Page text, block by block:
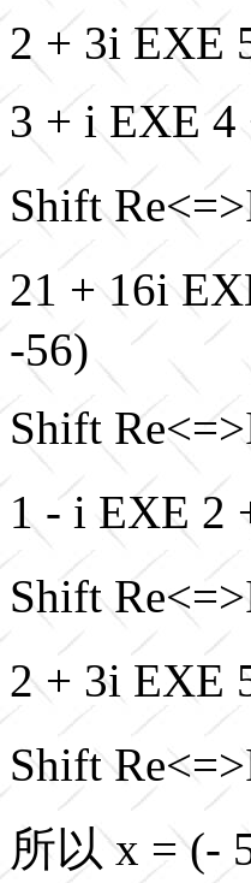
2 + 3i EXE
3 + i EXE
Shift
21 + 16i
-56)
Shift
1 - i EXE 2
Shift
2 + 3i EXE
Shift
所以 x = (-